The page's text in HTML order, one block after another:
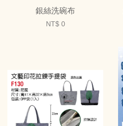
銀絲洗碗布
NT$ 0